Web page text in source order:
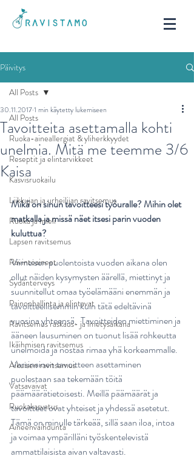
Päivitys
All Posts
Ruoka-aineallergiat & yliherkkyydet
Reseptit ja elintarvikkeet
Kasvisruokailu
Liikkujan ja urheilijan ravitsemus
Ruoka ja mieli
Lapsen ravitsemus
Ravintoaineet
Sydänterveys
Painonhallinta ja elintavat
Ravitsemus raskaus- ja imetysaikana
Ikäihmisen ravitsemus
Aikuisen ravitsemus
Vatsavaivat
Ruokakasvatus
Aineenvaihdunta
All Posts
Tavoitteita asettamalla kohti
unelmia. Mitä me teemme 3/6
Kaisa
30.11.20171 min käytetty lukemiseen
Mikä on sinun tavoitteesi työuralle? Mihin olet
matkalla ja missä näet itsesi parin vuoden
kuluttua?
Viimeisen puolentoista vuoden aikana olen
ollut näiden kysymysten äärellä, miettinyt ja
suunnitellut omaa työelämääni enemmän ja
tavoitteellisemmin kuin tätä edeltävinä
vuosina yhteensä.  Tavoitteiden miettiminen ja
ääneen lausuminen on tuonut lisää rohkeutta
unelmoida ja nostaa rimaa yhä korkeammalle.
Varsinainen tavoitteen asettaminen
puolestaan saa tekemään töitä
päämäärätietoisesti. Meillä päämäärät ja
tavoitteet ovat yhteiset ja yhdessä asetetut.
Tämä on minulle tärkeää, sillä saan iloa, intoa
ja voimaa ympärilläni työskentelevistä
ammattilaisista aivan valtavasti.